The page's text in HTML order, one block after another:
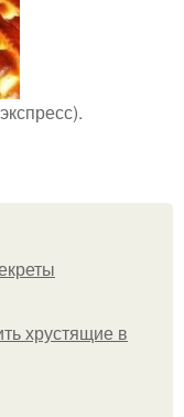
хрустящие в